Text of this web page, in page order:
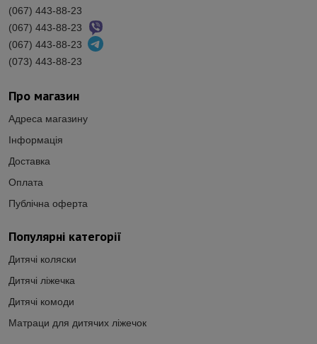
Популярні категорії
Дитячі коляски
Дитячі ліжечка
Дитячі комоди
Матраци для дитячих ліжечок
Про магазин
Адреса магазину
Інформація
Доставка
Оплата
Публічна оферта
(067) 443-88-23
(067) 443-88-23
(067) 443-88-23
(073) 443-88-23